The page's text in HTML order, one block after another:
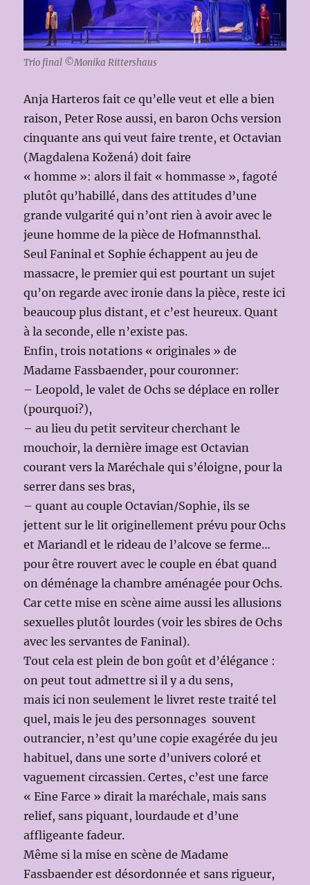
Trio final ©Monika Rittershaus
Anja Harteros fait ce qu’elle veut et elle a bien
raison, Peter Rose aussi, en baron Ochs version
cinquante ans qui veut faire trente, et Octavian
(Magdalena Kožená) doit faire
« homme »: alors il fait « hommasse », fagoté
plutôt qu’habillé, dans des attitudes d’une
grande vulgarité qui n’ont rien à avoir avec le
jeune homme de la pièce de Hofmannsthal.
Seul Faninal et Sophie échappent au jeu de
massacre, le premier qui est pourtant un sujet
qu’on regarde avec ironie dans la pièce, reste ici
beaucoup plus distant, et c’est heureux. Quant
à la seconde, elle n’existe pas.
Enfin, trois notations « originales » de
Madame Fassbaender, pour couronner:
– Leopold, le valet de Ochs se déplace en roller
(pourquoi?),
– au lieu du petit serviteur cherchant le
mouchoir, la dernière image est Octavian
courant vers la Maréchale qui s’éloigne, pour la
serrer dans ses bras,
– quant au couple Octavian/Sophie, ils se
jettent sur le lit originellement prévu pour Ochs
et Mariandl et le rideau de l’alcove se ferme…
pour être rouvert avec le couple en ébat quand
on déménage la chambre aménagée pour Ochs.
Car cette mise en scène aime aussi les allusions
sexuelles plutôt lourdes (voir les sbires de Ochs
avec les servantes de Faninal).
Tout cela est plein de bon goût et d’élégance :
on peut tout admettre si il y a du sens,
mais ici non seulement le livret reste traité tel
quel, mais le jeu des personnages souvent
outrancier, n’est qu’une copie exagérée du jeu
habituel, dans une sorte d’univers coloré et
vaguement circassien. Certes, c’est une farce
« Eine Farce » dirait la maréchale, mais sans
relief, sans piquant, lourdaude et d’une
affligeante fadeur.
Même si la mise en scène de Madame
Fassbaender est désordonnée et sans rigueur,